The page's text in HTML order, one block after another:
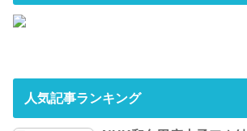
人気記事ランキング